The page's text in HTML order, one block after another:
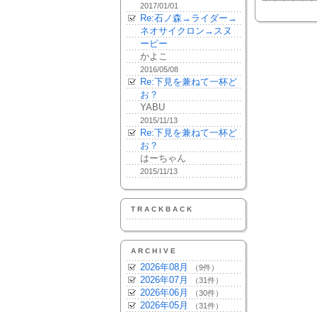
2017/01/01
Re:石ノ森→ライダー→
ネオサイクロン→スヌ
ーピー
かよこ
2016/05/08
Re:下見を兼ねて一杯ど
お？
YABU
2015/11/13
Re:下見を兼ねて一杯ど
お？
はーちゃん
2015/11/13
TRACKBACK
ARCHIVE
2026年08月 （9件）
2026年07月 （31件）
2026年06月 （30件）
2026年05月 （31件）